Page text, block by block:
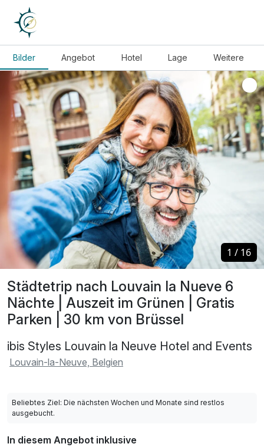
Bilder Angebot Hotel Lage Weitere
Städtetrip nach Louvain la Nueve 6
Nächte | Auszeit im Grünen | Gratis
Parken | 30 km von Brüssel
ibis Styles Louvain la Neuve Hotel and Events
Louvain-la-Neuve, Belgien
1 / 16
1 / 16
Beliebtes Ziel: Die nächsten Wochen und Monate sind restlos
ausgebucht.
In diesem Angebot inklusive